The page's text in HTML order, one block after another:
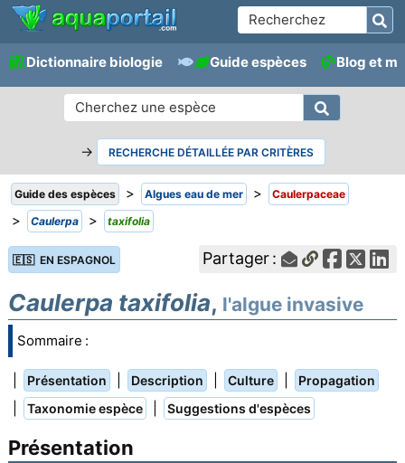
Dictionnaire biologie Guide espèces Blog et
→ RECHERCHE DÉTAILLÉE PAR CRITÈRES
Guide des espèces > Algues eau de mer > Caulerpaceae
> Caulerpa > taxifolia
🇪🇸 EN ESPAGNOL Partager :
Caulerpa taxifolia, l'algue invasive
Sommaire :
Présentation Description Culture Propagation
Taxonomie espèce Suggestions d'espèces
Présentation